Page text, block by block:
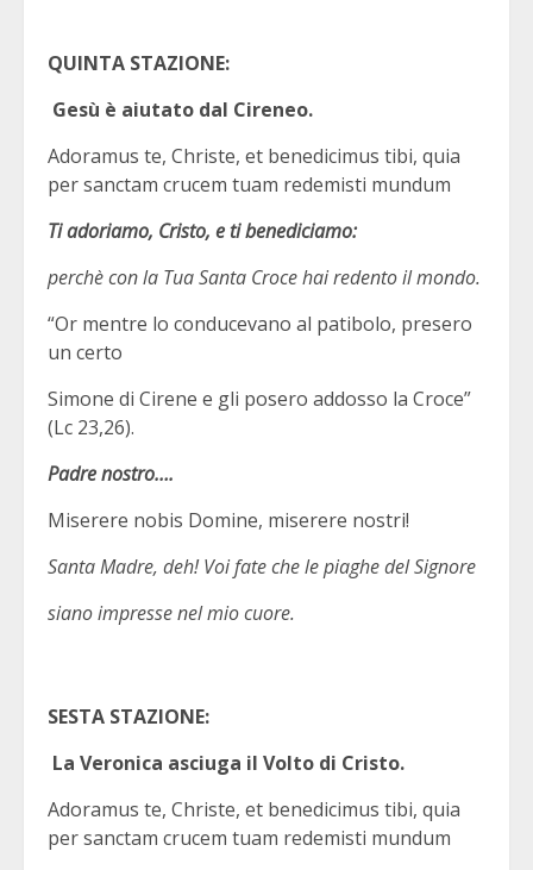
QUINTA STAZIONE:
Gesù è aiutato dal Cireneo.
Adoramus te, Christe, et benedicimus tibi, quia
per sanctam crucem tuam redemisti mundum
Ti adoriamo, Cristo, e ti benediciamo:
perchè con la Tua Santa Croce hai redento il mondo.
“Or mentre lo conducevano al patibolo, presero
un certo
Simone di Cirene e gli posero addosso la Croce”
(Lc 23,26).
Padre nostro….
Miserere nobis Domine, miserere nostri!
Santa Madre, deh! Voi fate che le piaghe del Signore
siano impresse nel mio cuore.
SESTA STAZIONE:
La Veronica asciuga il Volto di Cristo.
Adoramus te, Christe, et benedicimus tibi, quia
per sanctam crucem tuam redemisti mundum